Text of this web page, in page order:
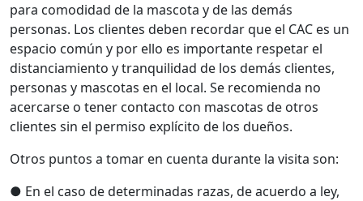
para comodidad de la mascota y de las demás
personas. Los clientes deben recordar que el CAC es un
espacio común y por ello es importante respetar el
distanciamiento y tranquilidad de los demás clientes,
personas y mascotas en el local. Se recomienda no
acercarse o tener contacto con mascotas de otros
clientes sin el permiso explícito de los dueños.
Otros puntos a tomar en cuenta durante la visita son:
● En el caso de determinadas razas, de acuerdo a ley,